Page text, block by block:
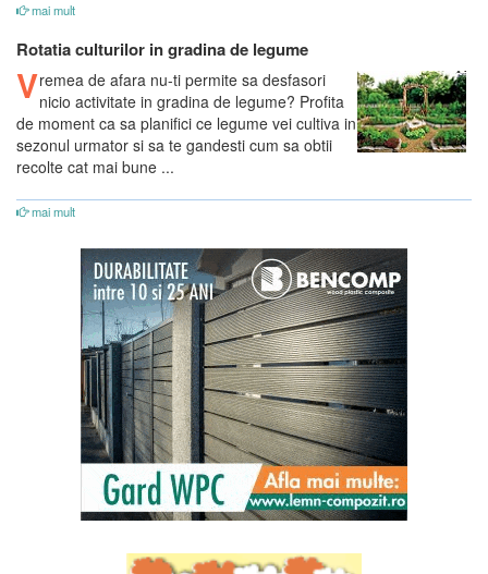
mai mult
Rotatia culturilor in gradina de legume
Vremea de afara nu-ti permite sa desfasori
nicio activitate in gradina de legume? Profita
de moment ca sa planifici ce legume vei cultiva in
sezonul urmator si sa te gandesti cum sa obtii
recolte cat mai bune ...
mai mult